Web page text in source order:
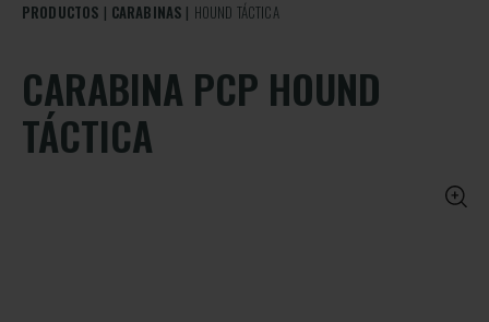
PRODUCTOS CARABINAS HOUND TÁCTICA
CARABINA PCP HOUND
TÁCTICA